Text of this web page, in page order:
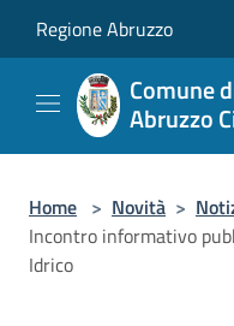
Regione Abruzzo
Comune
Abruzzo
Home > Novità >
Incontro informativo
Idrico